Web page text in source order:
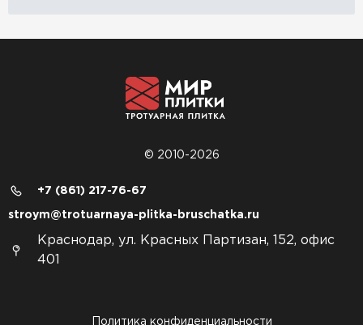
© 2010-2026
+7 (861) 217-76-67
stroym@trotuarnaya-plitka-bruschatka.ru
Краснодар, ул. Красных Партизан, 152, офис
401
Политика конфиденциальности